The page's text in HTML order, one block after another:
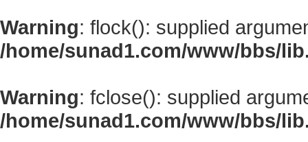
Warning: flock(): supplied
/home/sunad1.com/www/bbs/
Warning: fclose(): supplied
/home/sunad1.com/www/bbs/